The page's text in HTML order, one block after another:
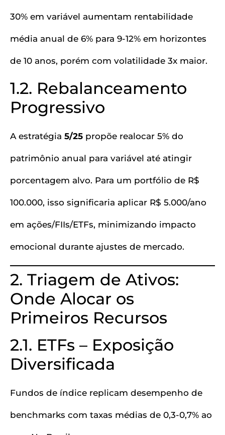
30% em variável aumentam rentabilidade
média anual de 6% para 9-12% em horizontes
de 10 anos, porém com volatilidade 3x maior.
1.2. Rebalanceamento
Progressivo
A estratégia 5/25 propõe realocar 5% do
patrimônio anual para variável até atingir
porcentagem alvo. Para um portfólio de R$
100.000, isso significaria aplicar R$ 5.000/ano
em ações/FIIs/ETFs, minimizando impacto
emocional durante ajustes de mercado.
2. Triagem de Ativos:
Onde Alocar os
Primeiros Recursos
2.1. ETFs – Exposição
Diversificada
Fundos de índice replicam desempenho de
benchmarks com taxas médias de 0,3-0,7% ao